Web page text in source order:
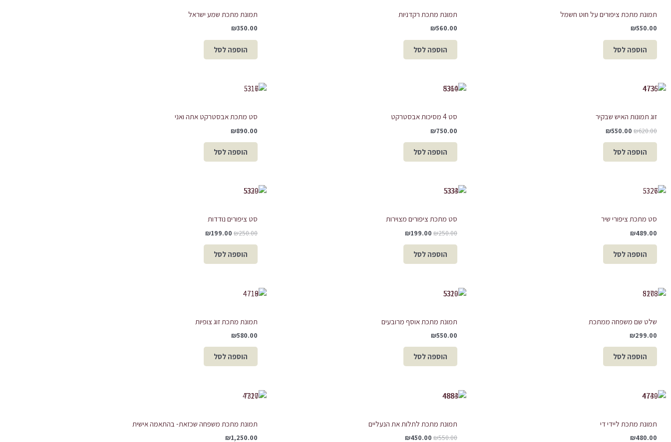
תמונת מתכת ציפורים על חוט חשמל
₪550.00
הוספה לסל
תמונת מתכת רקדניות
₪560.00
הוספה לסל
תמונת מתכת שמע ישראל
₪350.00
הוספה לסל
זוג תמונות האיש שבקיר
₪620.00
₪550.00
הוספה לסל
סט 4 מסיכות אבסטרקט
₪750.00
הוספה לסל
סט מתכת אבסטרקט אתה ואני
₪890.00
הוספה לסל
סט מתכת ציפורי שיר
₪489.00
הוספה לסל
סט מתכת ציפורים מצוירות
₪250.00
₪199.00
הוספה לסל
סט ציפורים נודדות
₪250.00
₪199.00
הוספה לסל
שלט שם משפחה ממתכת
₪299.00
הוספה לסל
תמונת מתכת אוסף מרובעים
₪550.00
הוספה לסל
תמונת מתכת זוג צופיות
₪580.00
הוספה לסל
תמונת מתכת ליידי די
₪480.00
תמונת מתכת לתלות את הנעליים
₪550.00
₪550.00.
₪450.00
תמונת מתכת משפחה שכזאת- בהתאמה אישית
₪1,250.00